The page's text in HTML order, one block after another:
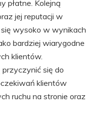
płatne. Kolejną
jej reputacji w
wysoko w wynikach
bardziej wiarygodne
klientów.
przyczynić się do
klientów
ruchu na stronie oraz